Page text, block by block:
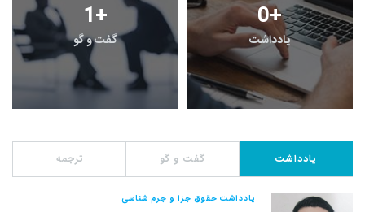
1+
گفت و گو
0+
یادداشت
یادداشت گفت و گو ترجمه
یادداشت حقوق جزا و جرم شناسی